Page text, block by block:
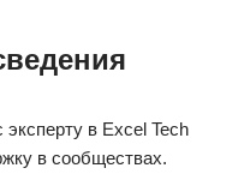
в Excel Tech
в сообществах.